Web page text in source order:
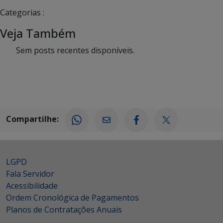
Categorias :
Veja Também
Sem posts recentes disponíveis.
Compartilhe:
LGPD
Fala Servidor
Acessibilidade
Ordem Cronológica de Pagamentos
Planos de Contratações Anuais